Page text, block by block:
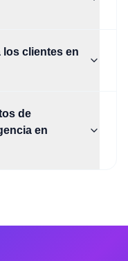
los clientes en
de
en